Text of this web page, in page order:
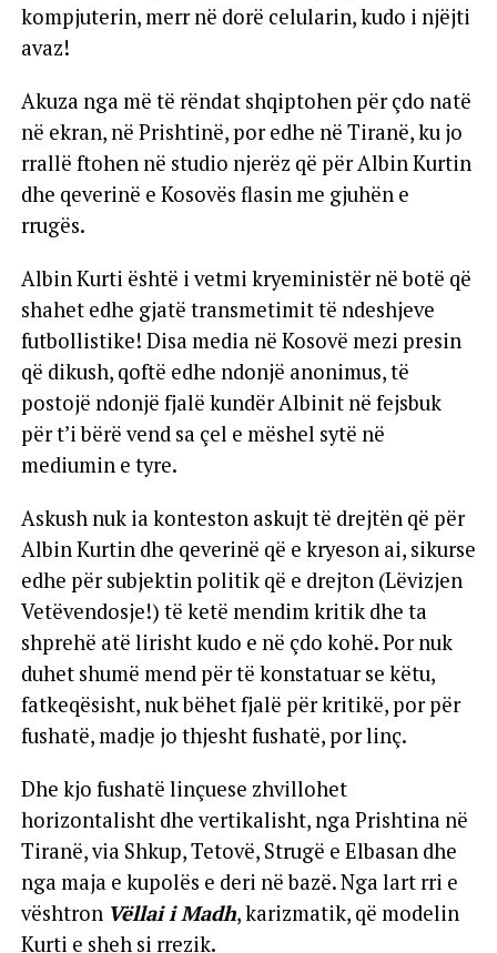
kompjuterin, merr në dorë celularin, kudo i njëjti
avaz!
Akuza nga më të rëndat shqiptohen për çdo natë
në ekran, në Prishtinë, por edhe në Tiranë, ku jo
rrallë ftohen në studio njerëz që për Albin Kurtin
dhe qeverinë e Kosovës flasin me gjuhën e
rrugës.
Albin Kurti është i vetmi kryeministër në botë që
shahet edhe gjatë transmetimit të ndeshjeve
futbollistike! Disa media në Kosovë mezi presin
që dikush, qoftë edhe ndonjë anonimus, të
postojë ndonjë fjalë kundër Albinit në fejsbuk
për t’i bërë vend sa çel e mëshel sytë në
mediumin e tyre.
Askush nuk ia konteston askujt të drejtën që për
Albin Kurtin dhe qeverinë që e kryeson ai, sikurse
edhe për subjektin politik që e drejton (Lëvizjen
Vetëvendosje!) të ketë mendim kritik dhe ta
shprehë atë lirisht kudo e në çdo kohë. Por nuk
duhet shumë mend për të konstatuar se këtu,
fatkeqësisht, nuk bëhet fjalë për kritikë, por për
fushatë, madje jo thjesht fushatë, por linç.
Dhe kjo fushatë linçuese zhvillohet
horizontalisht dhe vertikalisht, nga Prishtina në
Tiranë, via Shkup, Tetovë, Strugë e Elbasan dhe
nga maja e kupolës e deri në bazë. Nga lart rri e
vështron Vëllai i Madh, karizmatik, që modelin
Kurti e sheh si rrezik.